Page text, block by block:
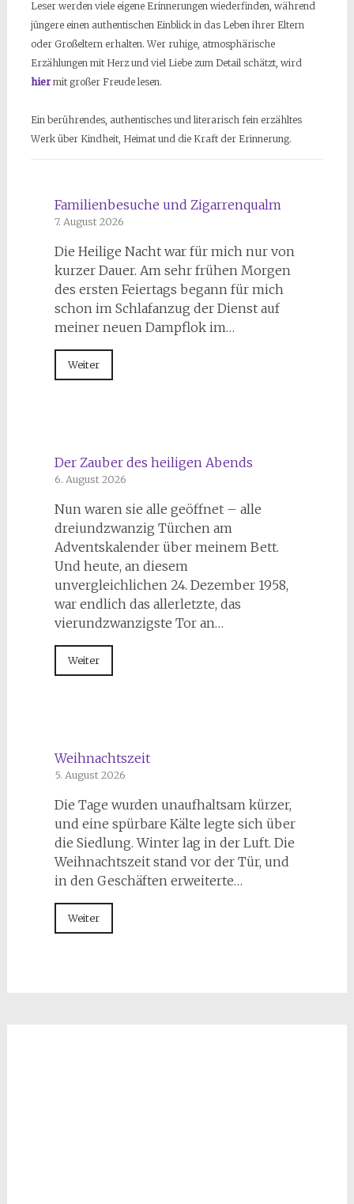
Leser werden viele eigene Erinnerungen wiederfinden, während
jüngere einen authentischen Einblick in das Leben ihrer Eltern
oder Großeltern erhalten. Wer ruhige, atmosphärische
Erzählungen mit Herz und viel Liebe zum Detail schätzt, wird
hiermit großer Freude lesen.
Ein berührendes, authentisches und literarisch fein erzähltes
Werk über Kindheit, Heimat und die Kraft der Erinnerung.
Familienbesuche und Zigarrenqualm
7. August 2026
Die Heilige Nacht war für mich nur von
kurzer Dauer. Am sehr frühen Morgen
des ersten Feiertags begann für mich
schon im Schlafanzug der Dienst auf
meiner neuen Dampflok im…
Weiter
Der Zauber des heiligen Abends
6. August 2026
Nun waren sie alle geöffnet – alle
dreiundzwanzig Türchen am
Adventskalender über meinem Bett.
Und heute, an diesem
unvergleichlichen 24. Dezember 1958,
war endlich das allerletzte, das
vierundzwanzigste Tor an…
Weiter
Weihnachtszeit
5. August 2026
Die Tage wurden unaufhaltsam kürzer,
und eine spürbare Kälte legte sich über
die Siedlung. Winter lag in der Luft. Die
Weihnachtszeit stand vor der Tür, und
in den Geschäften erweiterte…
Weiter